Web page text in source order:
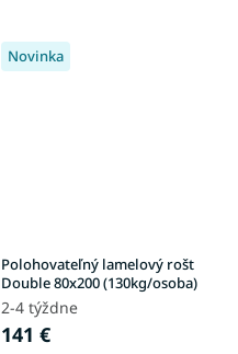
Novinka
Polohovateľný lamelový rošt
Double 80x200 (130kg/osoba)
2-4 týždne
141 €